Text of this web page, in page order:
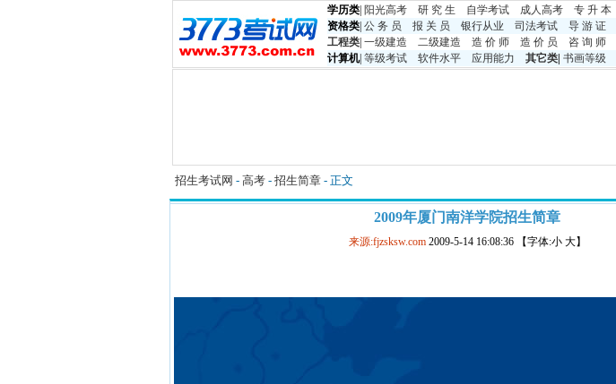
学历类 阳光高考 研 究 生 自学考试 成人高考 专 升 本
资格类 公 务 员 报 关 员 银行从业 司法考试 导 游 证
工程类 一级建造 二级建造 造 价 师 造 价 员 咨 询 师
计算机| 等级考试 软件水平 应用能力 其它类 书画等级
招生考试网 - 高考 - 招生简章 - 正文
2009年厦门南洋学院招生简章
来源:fjzsksw.com 2009-5-14 16:08:36 【字体:小 大】